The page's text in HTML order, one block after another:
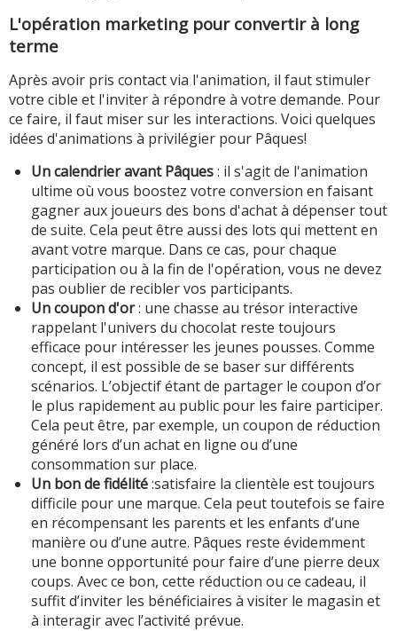
L'opération marketing pour convertir à long
terme
Après avoir pris contact via l'animation, il faut stimuler
votre cible et l'inviter à répondre à votre demande. Pour
ce faire, il faut miser sur les interactions. Voici quelques
idées d'animations à privilégier pour Pâques!
Un calendrier avant Pâques: il s'agit de l'animation
ultime où vous boostez votre conversion en faisant
gagner aux joueurs des bons d'achat à dépenser tout
de suite. Cela peut être aussi des lots qui mettent en
avant votre marque. Dans ce cas, pour chaque
participation ou à la fin de l'opération, vous ne devez
pas oublier de recibler vos participants.
Un coupon d'or: une chasse au trésor interactive
rappelant l'univers du chocolat reste toujours
efficace pour intéresser les jeunes pousses. Comme
concept, il est possible de se baser sur différents
scénarios. L’objectif étant de partager le coupon d’or
le plus rapidement au public pour les faire participer.
Cela peut être, par exemple, un coupon de réduction
généré lors d’un achat en ligne ou d’une
consommation sur place.
Un bon de fidélité:satisfaire la clientèle est toujours
difficile pour une marque. Cela peut toutefois se faire
en récompensant les parents et les enfants d’une
manière ou d’une autre. Pâques reste évidemment
une bonne opportunité pour faire d’une pierre deux
coups. Avec ce bon, cette réduction ou ce cadeau, il
suffit d’inviter les bénéficiaires à visiter le magasin et
à interagir avec l’activité prévue.